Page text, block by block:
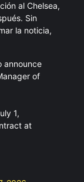
al Chelsea,
Sin
la noticia,
announce
of
1,
at